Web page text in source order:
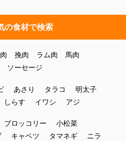
の食材で検索
挽肉 ラム肉
馬肉
ソーセージ
あさり タラコ
明太子
しらす イワシ アジ
ブロッコリー
小松菜
キャベツ タマネギ
ニラ